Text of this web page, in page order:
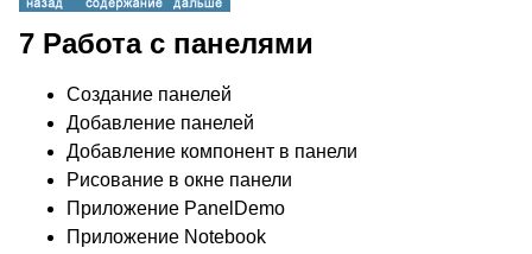
7 Работа с панелями
Создание панелей
Добавление панелей
Добавление компонент в панели
Рисование в окне панели
Приложение PanelDemo
Приложение Notebook